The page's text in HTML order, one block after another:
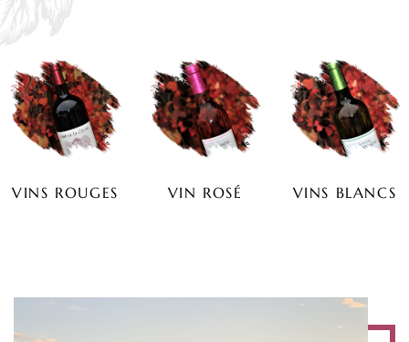
VINS ROUGES VIN ROSÉ VINS BLANCS